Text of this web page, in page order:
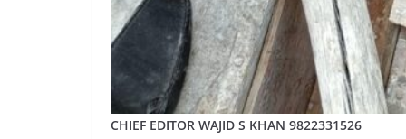
CHIEF EDITOR WAJID S KHAN 9822331526